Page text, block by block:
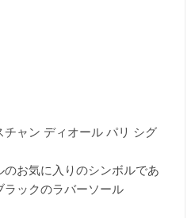
ャン ディオール パリ シグ
お気に入りのシンボルであ
ラックのラバーソール